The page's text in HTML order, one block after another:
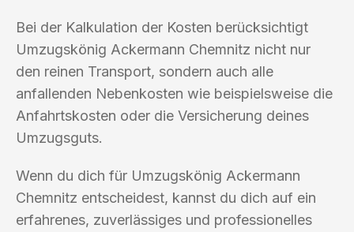
Bei der Kalkulation der Kosten berücksichtigt
Umzugskönig Ackermann Chemnitz nicht nur
den reinen Transport, sondern auch alle
anfallenden Nebenkosten wie beispielsweise die
Anfahrtskosten oder die Versicherung deines
Umzugsguts.
Wenn du dich für Umzugskönig Ackermann
Chemnitz entscheidest, kannst du dich auf ein
erfahrenes, zuverlässiges und professionelles